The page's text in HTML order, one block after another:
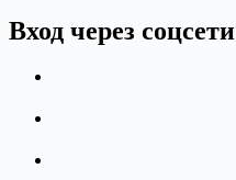
Вход через соцсети